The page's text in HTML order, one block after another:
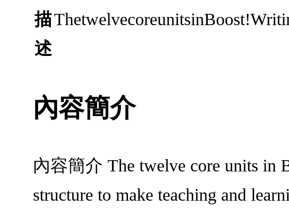
描
述
內容簡介
內容簡介 The twelve core units in
structure to make teaching and